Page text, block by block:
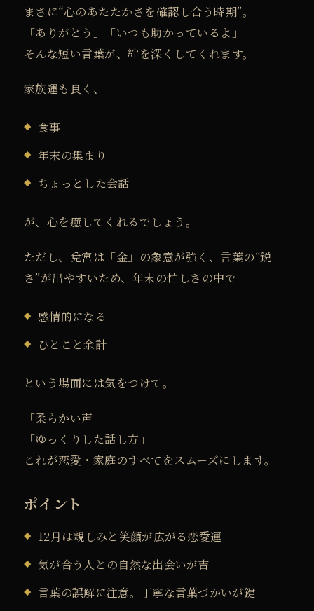
まさに“心のあたたかさを確認し合う時期”。
「ありがとう」「いつも助かっているよ」
そんな短い言葉が、絆を深くしてくれます。
家族運も良く、
食事
年末の集まり
ちょっとした会話
が、心を癒してくれるでしょう。
ただし、兌宮は「金」の象意が強く、 言葉の“鋭
さ”が出やすいため、年末の忙しさの中で
感情的になる
ひとこと余計
という場面には気をつけて。
「柔らかい声」
「ゆっくりした話し方」
これが恋愛・家庭のすべてをスムーズにします。
ポイント
12月は親しみと笑顔が広がる恋愛運
気が合う人との自然な出会いが吉
言葉の誤解に注意。丁寧な言葉づかいが鍵